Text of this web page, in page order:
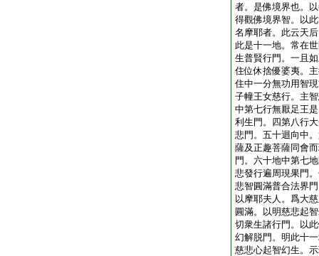
者。是佛境界也。
得觀佛境界智。以
名摩耶者。此云天
此是十一地。常在
生普賢行門。一且
住位休捨優婆夷。
住中一分無功用智
子幢王女慈行。主
中第七行無厭足王
利生門。四第八行
悲門。五十迴向中
薩及正趣菩薩同會
門。六十地中第七
悲發行遍周現果門
悲智圓滿普合法界
以摩耶夫人。爲大
圓滿。以明慈悲起
切衆生諸行門。以
幻解脱門。明此十
慈悲心起智幻生。